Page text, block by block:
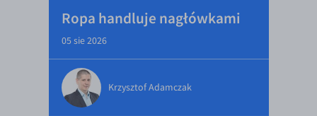
Ropa handluje nagłówkami
05 sie 2026
Krzysztof Adamczak